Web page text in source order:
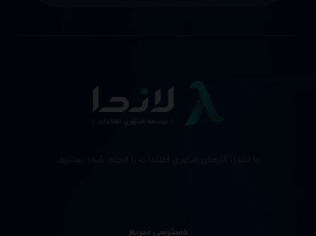
با لاندا، کارهای فناوری اطلاعات را انجام شده بدانید.
دسترسی سریع